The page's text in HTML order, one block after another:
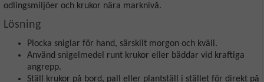
odlingsmiljöer och krukor nära marknivå.
Lösning
Plocka sniglar för hand, särskilt morgon och kväll.
Använd snigelmedel runt krukor eller bäddar vid kraftiga
angrepp.
Ställ krukor på bord, pall eller plantställ i stället för direkt på